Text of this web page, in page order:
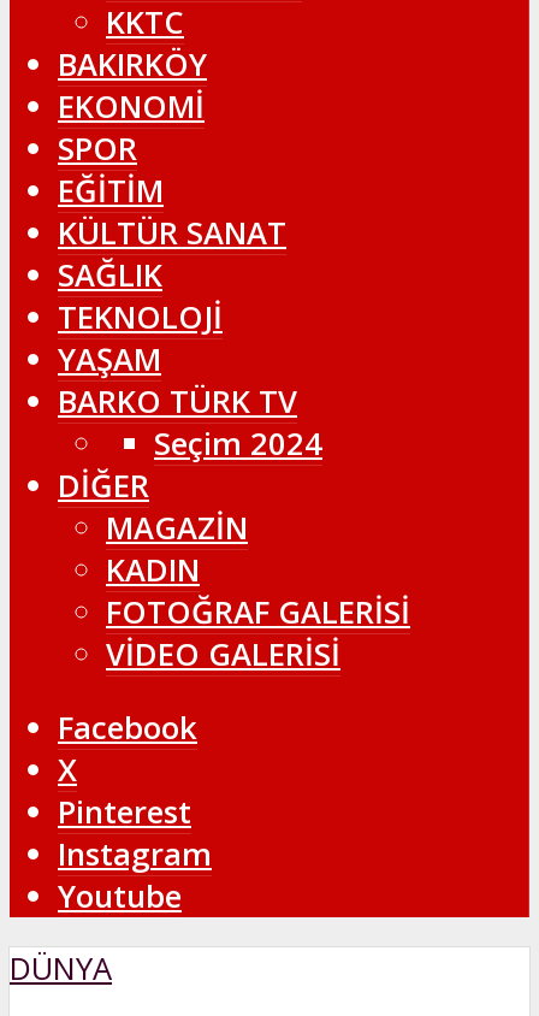
KKTC
BAKIRKÖY
EKONOMİ
SPOR
EĞİTİM
KÜLTÜR SANAT
SAĞLIK
TEKNOLOJİ
YAŞAM
BARKO TÜRK TV
Seçim 2024
DİĞER
MAGAZİN
KADIN
FOTOĞRAF GALERİSİ
VİDEO GALERİSİ
Facebook
X
Pinterest
Instagram
Youtube
DÜNYA